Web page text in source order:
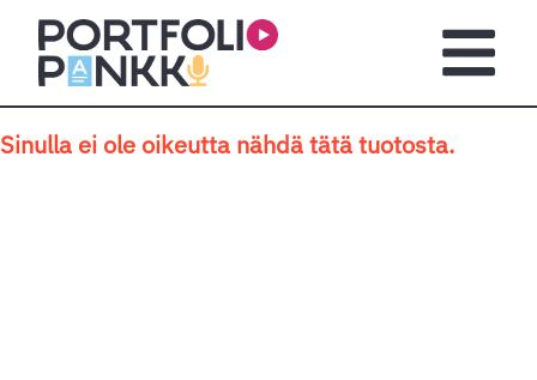
Siirry sisältöön
Sinulla ei ole oikeutta nähdä tätä tuotosta.